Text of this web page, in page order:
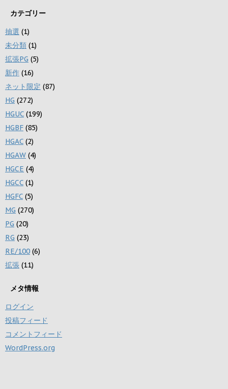
カテゴリー
抽選 (1)
未分類 (1)
拡張PG (5)
新作 (16)
ネット限定 (87)
HG (272)
HGUC (199)
HGBF (85)
HGAC (2)
HGAW (4)
HGCE (4)
HGCC (1)
HGFC (5)
MG (270)
PG (20)
RG (23)
RE/100 (6)
拡張 (11)
メタ情報
ログイン
投稿フィード
コメントフィード
WordPress.org